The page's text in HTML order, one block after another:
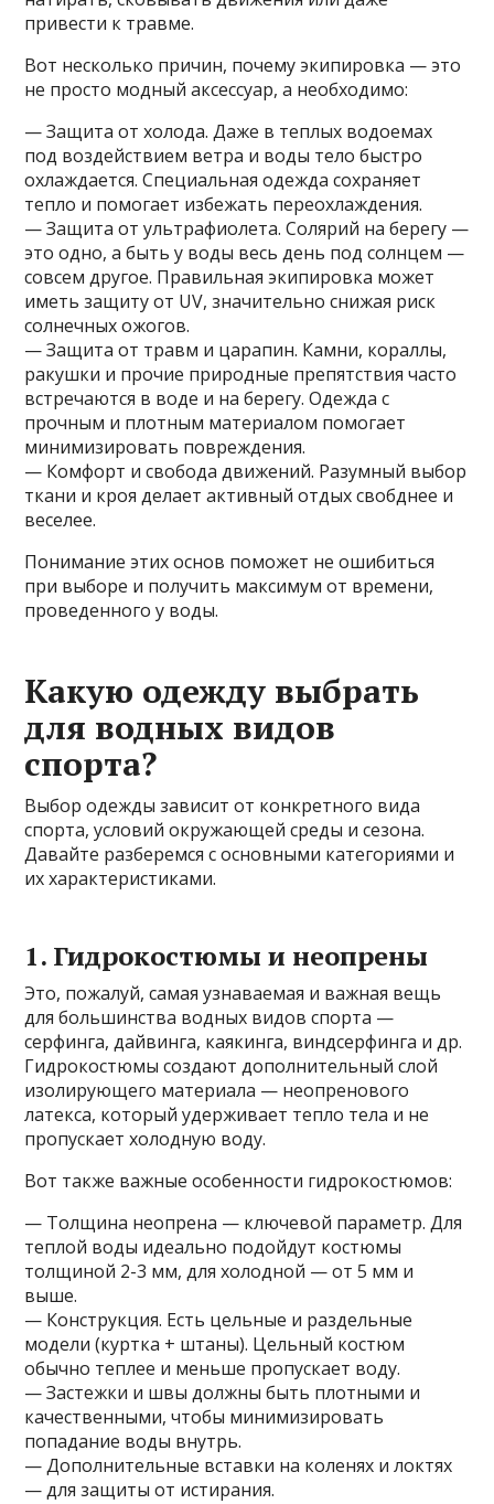
привести к травме.
Вот несколько причин, почему экипировка — это
не просто модный аксессуар, а необходимо:
— Защита от холода. Даже в теплых водоемах
под воздействием ветра и воды тело быстро
охлаждается. Специальная одежда сохраняет
тепло и помогает избежать переохлаждения.
— Защита от ультрафиолета. Солярий на берегу —
это одно, а быть у воды весь день под солнцем —
совсем другое. Правильная экипировка может
иметь защиту от UV, значительно снижая риск
солнечных ожогов.
— Защита от травм и царапин. Камни, кораллы,
ракушки и прочие природные препятствия часто
встречаются в воде и на берегу. Одежда с
прочным и плотным материалом помогает
минимизировать повреждения.
— Комфорт и свобода движений. Разумный выбор
ткани и кроя делает активный отдых свобднее и
веселее.
Понимание этих основ поможет не ошибиться
при выборе и получить максимум от времени,
проведенного у воды.
Какую одежду выбрать
для водных видов
спорта?
Выбор одежды зависит от конкретного вида
спорта, условий окружающей среды и сезона.
Давайте разберемся с основными категориями и
их характеристиками.
1. Гидрокостюмы и неопрены
Это, пожалуй, самая узнаваемая и важная вещь
для большинства водных видов спорта —
серфинга, дайвинга, каякинга, виндсерфинга и др.
Гидрокостюмы создают дополнительный слой
изолирующего материала — неопренового
латекса, который удерживает тепло тела и не
пропускает холодную воду.
Вот также важные особенности гидрокостюмов:
— Толщина неопрена — ключевой параметр. Для
теплой воды идеально подойдут костюмы
толщиной 2-3 мм, для холодной — от 5 мм и
выше.
— Конструкция. Есть цельные и раздельные
модели (куртка + штаны). Цельный костюм
обычно теплее и меньше пропускает воду.
— Застежки и швы должны быть плотными и
качественными, чтобы минимизировать
попадание воды внутрь.
— Дополнительные вставки на коленях и локтях
— для защиты от истирания.